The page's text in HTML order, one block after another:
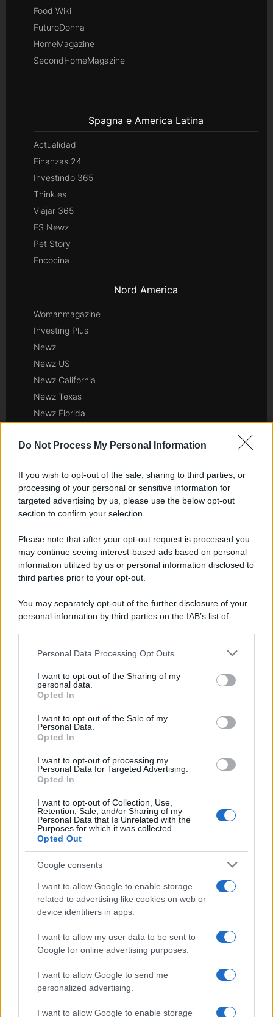
Do Not Process My Personal Information
If you wish to opt-out of the sale, sharing to third parties, or
processing of your personal or sensitive information for
targeted advertising by us, please use the below opt-out
section to confirm your selection.
Please note that after your opt-out request is processed you
may continue seeing interest-based ads based on personal
information utilized by us or personal information disclosed to
third parties prior to your opt-out.
You may separately opt-out of the further disclosure of your
personal information by third parties on the IAB’s list of
This information may also be disclosed by us to third parties
disclose it to other third parties.
Please note that this website/app uses one or more Google
services and may gather and store information including but
not limited to your visit or usage behaviour. You may click to
grant or deny consent to Google and its third-party tags to
consent section.
Personal Data Processing Opt Outs
I want to opt-out of the Sharing of my
personal data.
Opted In
I want to opt-out of the Sale of my
Personal Data.
Opted In
I want to opt-out of processing my
Personal Data for Targeted Advertising.
Opted In
I want to opt-out of Collection, Use,
Retention, Sale, and/or Sharing of my
Personal Data that Is Unrelated with the
Purposes for which it was collected.
Opted Out
Google consents
I want to allow Google to enable storage
related to advertising like cookies on web or
device identifiers in apps.
I want to allow my user data to be sent to
Google for online advertising purposes.
I want to allow Google to send me
personalized advertising.
I want to allow Google to enable storage
Food Wiki
FuturoDonna
HomeMagazine
SecondHomeMagazine
Spagna e America Latina
Actualidad
Finanzas 24
Investindo 365
Think.es
Viajar 365
ES Newz
Pet Story
Encocina
Nord America
Womanmagazine
Investing Plus
Newz
Newz US
Newz California
Newz Texas
Newz Florida
Newz Pennsylvania
Newz Ohio
Gameland
Hig Tech Mag
Lgbtqia News
Motors Magazine 365
Day Travel 365
Cineverse Magazine
Investieren24
News Hub UK
Lgbtq News
Investeren 24